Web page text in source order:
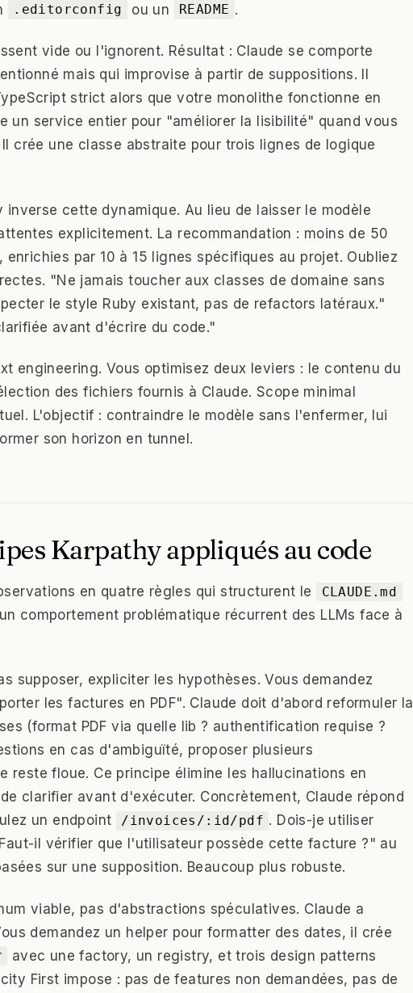
.editorconfig ou un README .
vide ou l'ignorent. Résultat : Claude se comporte
mais qui improvise à partir de suppositions. Il
strict alors que votre monolithe fonctionne en
un service entier pour "améliorer la lisibilité" quand vous
crée une classe abstraite pour trois lignes de logique
inverse cette dynamique. Au lieu de laisser le modèle
explicitement. La recommandation : moins de 50
par 10 à 15 lignes spécifiques au projet. Oubliez
"Ne jamais toucher aux classes de domaine sans
le style Ruby existant, pas de refactors latéraux."
avant d'écrire du code."
engineering. Vous optimisez deux leviers : le contenu du
des fichiers fournis à Claude. Scope minimal
L'objectif : contraindre le modèle sans l'enfermer, lui
son horizon en tunnel.
Karpathy appliqués au code
en quatre règles qui structurent le CLAUDE.md
comportement problématique récurrent des LLMs face à
supposer, expliciter les hypothèses. Vous demandez
les factures en PDF". Claude doit d'abord reformuler la
(format PDF via quelle lib ? authentification requise ?
en cas d'ambiguïté, proposer plusieurs
reste floue. Ce principe élimine les hallucinations en
clarifier avant d'exécuter. Concrètement, Claude répond
un endpoint
/invoices/:id/pdf . Dois-je utiliser
il vérifier que l'utilisateur possède cette facture ?" au
sur une supposition. Beaucoup plus robuste.
viable, pas d'abstractions spéculatives. Claude a
demandez un helper pour formatter des dates, il crée
avec une factory, un registry, et trois design patterns
First impose : pas de features non demandées, pas de